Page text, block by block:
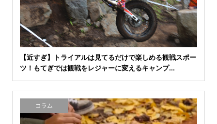
【近すぎ】トライアルは見てるだけで楽しめる観戦スポー
ツ！もてぎでは観戦をレジャーに変えるキャンプ...
コラム